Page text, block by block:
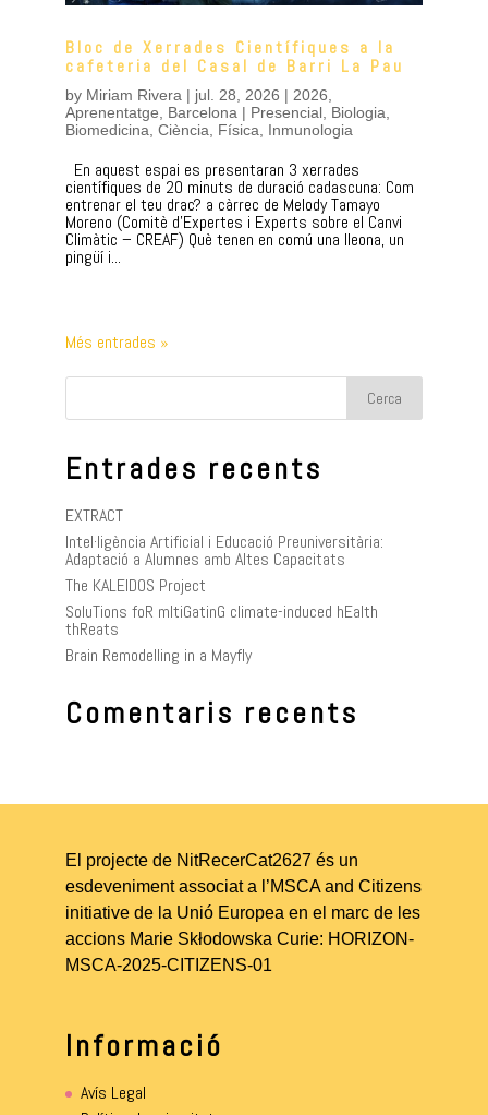
Bloc de Xerrades Científiques a la
cafeteria del Casal de Barri La Pau
by Miriam Rivera| jul. 28, 2026 | 2026,
Aprenentatge, Barcelona | Presencial, Biologia,
Biomedicina, Ciència, Física, Inmunologia
En aquest espai es presentaran 3 xerrades
científiques de 20 minuts de duració cadascuna: Com
entrenar el teu drac? a càrrec de Melody Tamayo
Moreno (Comitè d’Expertes i Experts sobre el Canvi
Climàtic – CREAF) Què tenen en comú una lleona, un
pingüí i...
Més entrades »
Entrades recents
EXTRACT
Intel·ligència Artificial i Educació Preuniversitària:
Adaptació a Alumnes amb Altes Capacitats
The KALEIDOS Project
SoluTions foR mItiGatinG climate-induced hEalth
thReats
Brain Remodelling in a Mayfly
Comentaris recents
El projecte de NitRecerCat2627 és un
esdeveniment associat a l’MSCA and Citizens
initiative de la Unió Europea en el marc de les
accions Marie Skłodowska Curie: HORIZON-
MSCA-2025-CITIZENS-01
Informació
Avís Legal